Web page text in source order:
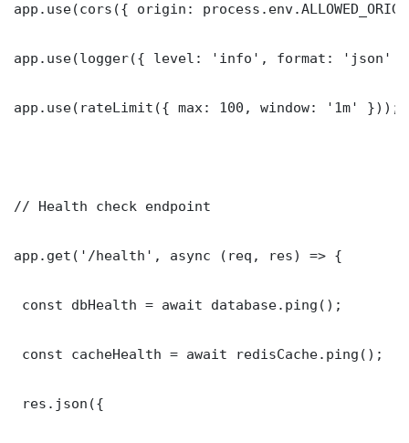
app.use(cors({ origin:
app.use(logger({ level: 'info', format: 'json'
app.use(rateLimit({ max: 100, window: '1m' }));
// Health check endpoint
app.get('/health', async (req, res) => {
const dbHealth = await database.ping();
const cacheHealth = await redisCache.ping();
res.json({